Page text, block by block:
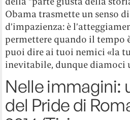
Obama trasmette un senso
d’impazienza: è
permettere quando il tempo
puoi dire ai tuoi nemici «la
inevitabile, dunque diamoci
Nelle immagini:
del Pride di